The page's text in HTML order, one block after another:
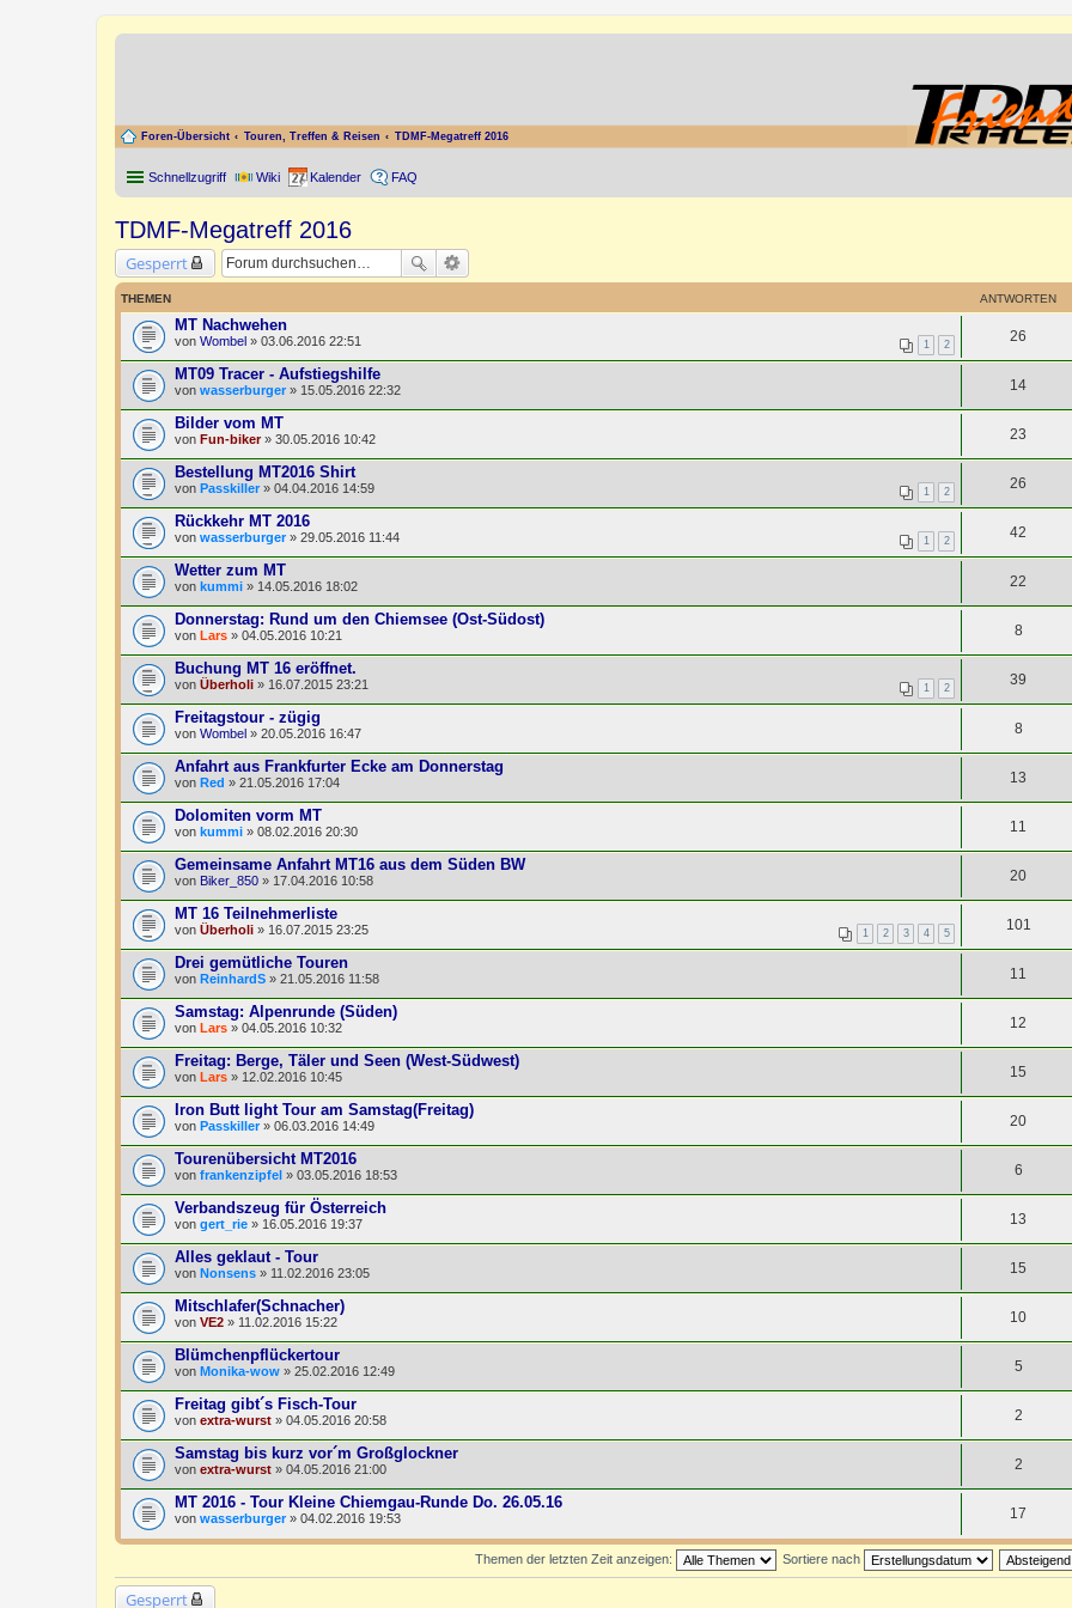
Foren-Übersicht Touren, Treffen & Reisen TDMF-Megatreff 2016
Schnellzugriff Wiki Kalender FAQ
TDMF-Megatreff 2016
Gesperrt
THEMEN ANTWORTEN
MT Nachwehen
1 2
von Wombel » 03.06.2016 22:51 26
MT09 Tracer - Aufstiegshilfe
von wasserburger » 15.05.2016 22:32 14
Bilder vom MT
von Fun-biker» 30.05.2016 10:42 23
Bestellung MT2016 Shirt
1 2
von Passkiller » 04.04.2016 14:59 26
Rückkehr MT 2016
1 2
von wasserburger» 29.05.2016 11:44 42
Wetter zum MT
von kummi » 14.05.2016 18:02 22
Donnerstag: Rund um den Chiemsee (Ost-Südost)
von Lars » 04.05.2016 10:21 8
Buchung MT 16 eröffnet.
1 2
von Überholi » 16.07.2015 23:21 39
Freitagstour - zügig
von Wombel » 20.05.2016 16:47 8
Anfahrt aus Frankfurter Ecke am Donnerstag
von Red » 21.05.2016 17:04 13
Dolomiten vorm MT
von kummi » 08.02.2016 20:30 11
Gemeinsame Anfahrt MT16 aus dem Süden BW
von Biker_850 » 17.04.2016 10:58 20
MT 16 Teilnehmerliste
1 2 3 4 5
von Überholi » 16.07.2015 23:25 101
Drei gemütliche Touren
von ReinhardS » 21.05.2016 11:58 11
Samstag: Alpenrunde (Süden)
von Lars » 04.05.2016 10:32 12
Freitag: Berge, Täler und Seen (West-Südwest)
von Lars » 12.02.2016 10:45 15
Iron Butt light Tour am Samstag(Freitag)
von Passkiller» 06.03.2016 14:49 20
Tourenübersicht MT2016
von frankenzipfel » 03.05.2016 18:53 6
Verbandszeug für Österreich
von gert_rie » 16.05.2016 19:37 13
Alles geklaut - Tour
von Nonsens » 11.02.2016 23:05 15
Mitschlafer(Schnacher)
von VE2 » 11.02.2016 15:22 10
Blümchenpflückertour
von Monika-wow » 25.02.2016 12:49 5
Freitag gibt´s Fisch-Tour
von extra-wurst » 04.05.2016 20:58 2
Samstag bis kurz vor´m Großglockner
von extra-wurst » 04.05.2016 21:00 2
MT 2016 - Tour Kleine Chiemgau-Runde Do. 26.05.16
von wasserburger» 04.02.2016 19:53 17
Themen der letzten Zeit anzeigen: Sortiere nach
Gesperrt